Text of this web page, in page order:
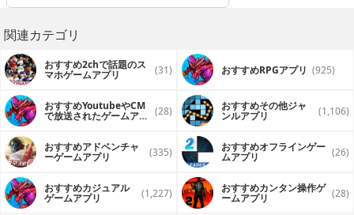
関連カテゴリ
おすすめ2chで話題のス
マホゲームアプリ (31) おすすめRPGアプリ (925)
おすすめYoutubeやCM
で放送されたゲームアプ (28) おすすめその他ジャ
ンルアプリ (1,106)
おすすめアドベンチャ
ーゲームアプリ (335) おすすめオフラインゲー
ムアプリ (26)
おすすめカジュアル
ゲームアプリ (1,227) おすすめカンタン操作ゲ
ームアプリ (28)